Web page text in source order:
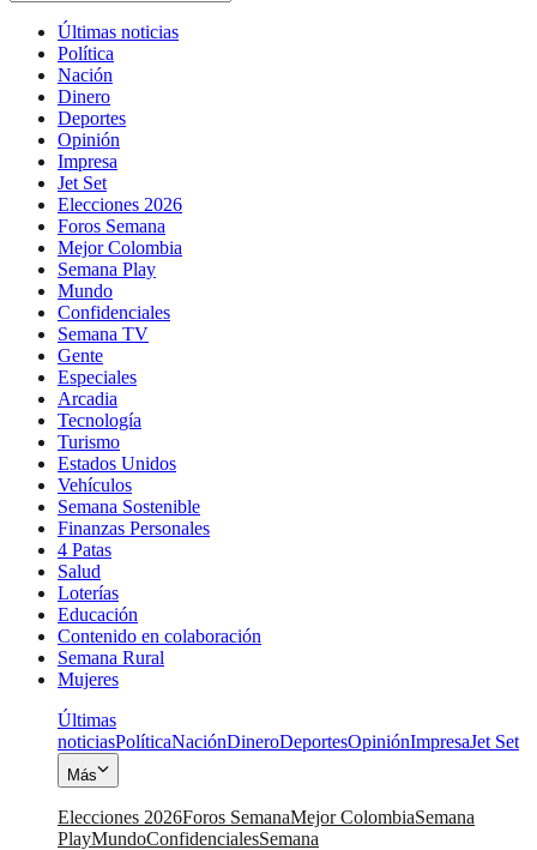
Últimas noticias
Política
Nación
Dinero
Deportes
Opinión
Impresa
Jet Set
Elecciones 2026
Foros Semana
Mejor Colombia
Semana Play
Mundo
Confidenciales
Semana TV
Gente
Especiales
Arcadia
Tecnología
Turismo
Estados Unidos
Vehículos
Semana Sostenible
Finanzas Personales
4 Patas
Salud
Loterías
Educación
Contenido en colaboración
Semana Rural
Mujeres
Últimas
noticiasPolíticaNaciónDineroDeportesOpiniónImpresaJet Set
Más
Elecciones 2026Foros SemanaMejor ColombiaSemana
PlayMundoConfidencialesSemana